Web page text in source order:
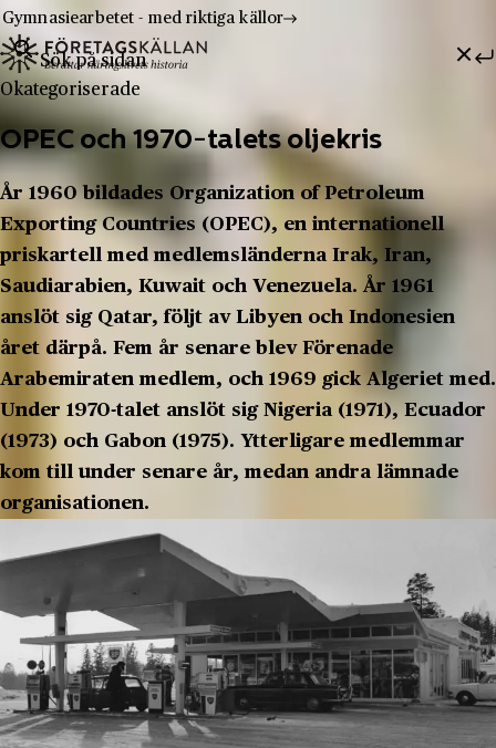
Hoppa till innehåll
Till innehåll
Gymnasiearbetet - med riktiga källor
Sök efter:
Okategoriserade
OPEC och 1970-talets oljekris
År 1960 bildades Organization of Petroleum
Exporting Countries (OPEC), en internationell
priskartell med medlemsländerna Irak, Iran,
Saudiarabien, Kuwait och Venezuela. År 1961
anslöt sig Qatar, följt av Libyen och Indonesien
året därpå. Fem år senare blev Förenade
Arabemiraten medlem, och 1969 gick Algeriet med.
Under 1970-talet anslöt sig Nigeria (1971), Ecuador
(1973) och Gabon (1975). Ytterligare medlemmar
kom till under senare år, medan andra lämnade
organisationen.